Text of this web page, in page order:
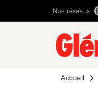
Nos réseaux
Accueil